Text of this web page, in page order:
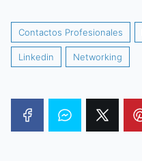
Contactos Profesionales
Linkedin Networking